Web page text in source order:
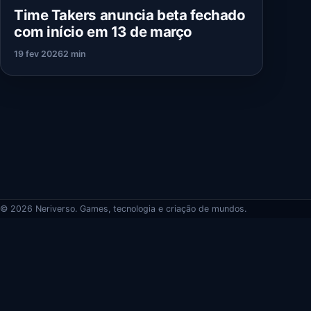
Time Takers anuncia beta fechado
com início em 13 de março
19 fev 20262 min
© 2026 Neriverso. Games, tecnologia e criação de mundos.